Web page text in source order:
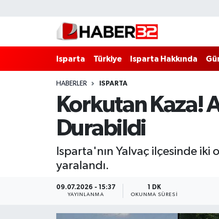
Isparta Türkiye Isparta Hakkında
HABERLER ISPARTA
Korkutan Kaza!
Durabildi
Isparta'nın Yalvaç ilçesinde iki
yaralandı.
09.07.2026 - 15:37
YAYINLANMA
1 DK
OKUNMA SÜRESI
Isparta Hakkında
Esnaf Diyor ki;
BİLİM VE TEKNOLOJİ
EĞİTİM
Isparta Nöbetçi Eczaneler
Isparta Hava Durumu
Isparta Trafik Yoğunluk Haritası
Süper Lig Puan Durumu ve Fikstür
Tüm Manşetler
Son Dakika Haberleri
Haber Arşivi